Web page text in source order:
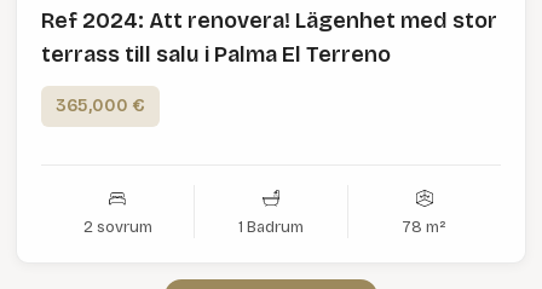
Ref 2024: Att renovera! Lägenhet med stor
terrass till salu i Palma El Terreno
365,000 €
2 sovrum 1 Badrum 78 m²